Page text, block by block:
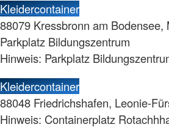
Kleidercontainer
88079 Kressbronn am Bodensee,
Parkplatz Bildungszentrum
Hinweis: Parkplatz
Kleidercontainer
88048 Friedrichshafen, Leonie-
Hinweis: Containerplatz